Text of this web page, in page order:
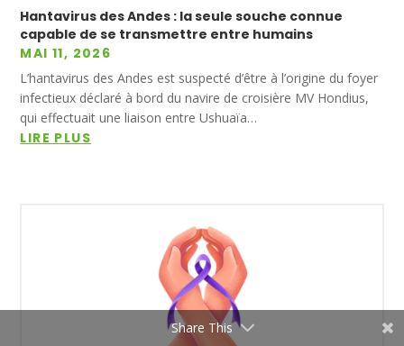
Hantavirus des Andes : la seule souche connue
capable de se transmettre entre humains
MAI 11, 2026
L’hantavirus des Andes est suspecté d’être à l’origine du foyer
infectieux déclaré à bord du navire de croisière MV Hondius,
qui effectuait une liaison entre Ushuaïa…
LIRE PLUS
Share This